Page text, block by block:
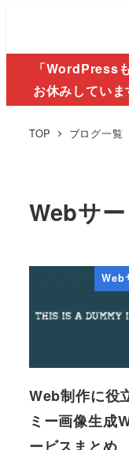
「WordPress
お休みしていま
TOP ブログ一覧
Webサ
Web
Web制作に役
ミー画像生成